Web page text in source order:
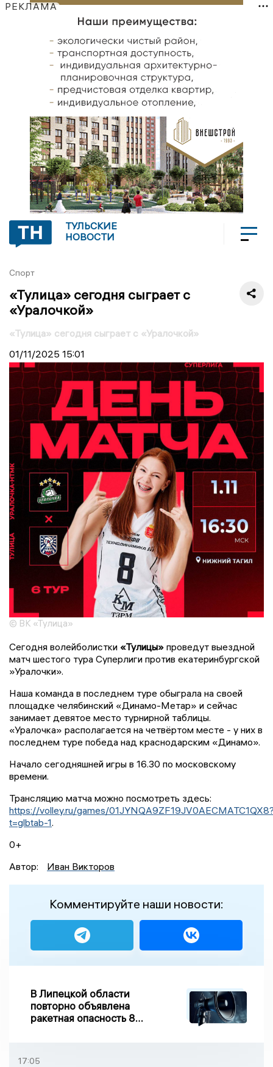
РЕКЛАМА
ТУЛЬСКИЕ
НОВОСТИ
Спорт
«Тулица» сегодня сыграет с
«Уралочкой»
«Тулица» сегодня сыграет с «Уралочкой»
01/11/2025 15:01
© ВК «Тулица»
Сегодня волейболистки «Тулицы» проведут выездной
матч шестого тура Суперлиги против екатеринбургской
»Уралочки».
Наша команда в последнем туре обыграла на своей
площадке челябинский «Динамо-Метар» и сейчас
занимает девятое место турнирной таблицы.
«Уралочка» располагается на четвёртом месте - у них в
последнем туре победа над краснодарским «Динамо».
Начало сегодняшней игры в 16.30 по московскому
времени.
Трансляцию матча можно посмотреть здесь:
https://volley.ru/games/
t=glbtab-1.
0+
Автор:
Иван Викторов
Комментируйте наши новости:
В Липецкой области
повторно объявлена
ракетная опасность 8
17:05